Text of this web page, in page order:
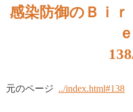
感染防御のＢｉ
元のページ ../index.html#138